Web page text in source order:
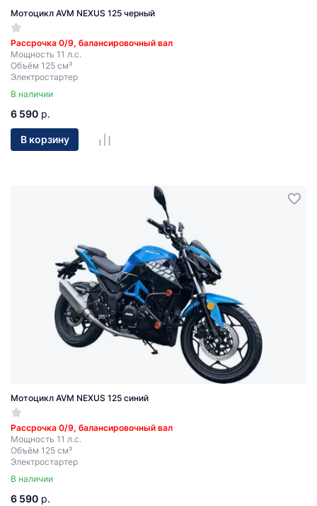
Мотоцикл AVM NEXUS 125 черный
Рассрочка 0/9, балансировочный вал
Мощность 11 л.с.
Объём 125 см³
Электростартер
В наличии
6 590 р.
В корзину
Мотоцикл AVM NEXUS 125 синий
Рассрочка 0/9, балансировочный вал
Мощность 11 л.с.
Объём 125 см³
Электростартер
В наличии
6 590 р.